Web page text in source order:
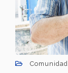
Comunidad